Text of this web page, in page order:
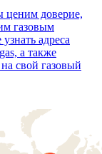
ценим доверие,
газовым
адреса
а также
свой газовый